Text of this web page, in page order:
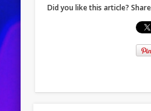
Did you like this article?